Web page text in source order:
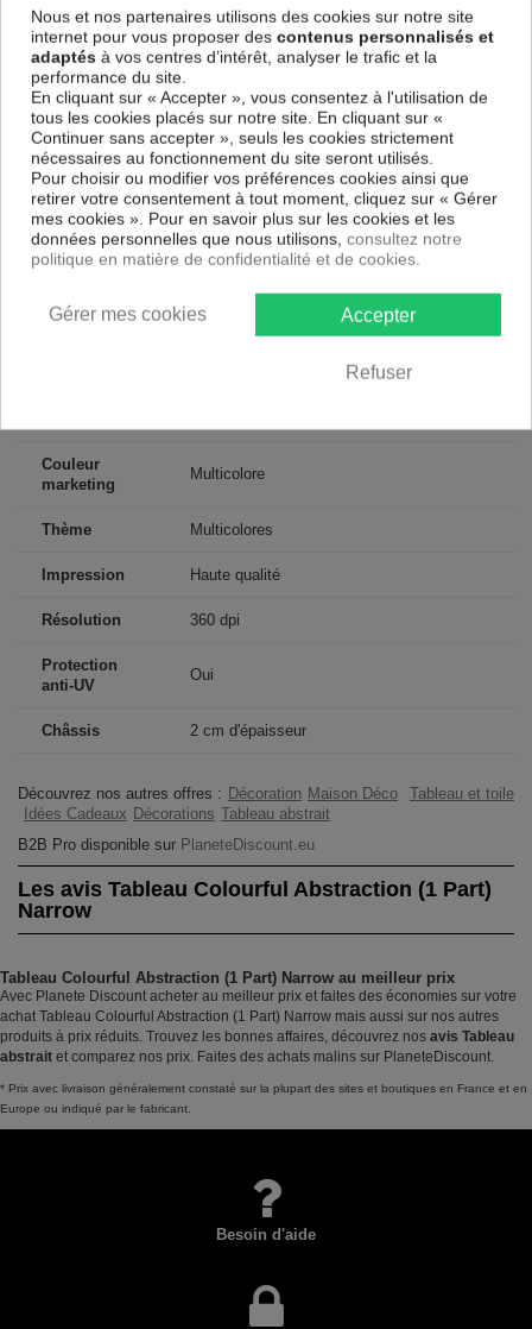
impression sur tous les cotés et une toile tendue sur un châssis fait de
matériaux respectueux de l'environnement, vous pourrez suspendre le
tableau immédiatement sans avoir à l'encadrer.
Le Tableau Abstrait Colourful Abstraction (1 Part) Narrow
résistant aux rayons UV, inodore et 100 % sûr, parfait même pour la
chambre à coucher et la chambre des enfants.
Notre large choix de tableaux tendances et modernes constituent un
moyen simple et pas cher de donner une nouvelle touche à vos
intérieurs, il y en a pour tous les goût.
Descriptif technique
Matériaux MDF
Couleur
marketing
Multicolore
Thème Multicolores
Impression Haute qualité
Résolution 360 dpi
Protection
anti-UV
Oui
Châssis 2 cm d'épaisseur
Découvrez nos autres offres : Décoration Maison Déco
Tableau et toile
Idées Cadeaux Décorations Tableau abstrait
B2B Pro disponible sur PlaneteDiscount.eu
Les avis Tableau Colourful Abstraction (1 Part)
Narrow
Tableau Colourful Abstraction (1 Part) Narrow au meilleur prix
Avec Planete Discount acheter au meilleur prix et faites des économies sur votre
achat Tableau Colourful Abstraction (1 Part) Narrow mais aussi sur nos autres
produits à prix réduits. Trouvez les bonnes affaires, découvrez nos avis Tableau
abstrait et comparez nos prix. Faites des achats malins sur PlaneteDiscount.
* Prix avec livraison généralement constaté sur la plupart des sites et boutiques en France et en
Europe ou indiqué par le fabricant.
Besoin d'aide
Nous et nos partenaires utilisons des cookies sur notre site
internet pour vous proposer des contenus personnalisés et
adaptés à vos centres d’intérêt, analyser le trafic et la
performance du site.
En cliquant sur « Accepter », vous consentez à l'utilisation de
tous les cookies placés sur notre site. En cliquant sur «
Continuer sans accepter », seuls les cookies strictement
nécessaires au fonctionnement du site seront utilisés.
Pour choisir ou modifier vos préférences cookies ainsi que
retirer votre consentement à tout moment, cliquez sur « Gérer
mes cookies ». Pour en savoir plus sur les cookies et les
données personnelles que nous utilisons, consultez notre
politique en matière de confidentialité et de cookies.
Accepter
Refuser
Gérer mes cookies